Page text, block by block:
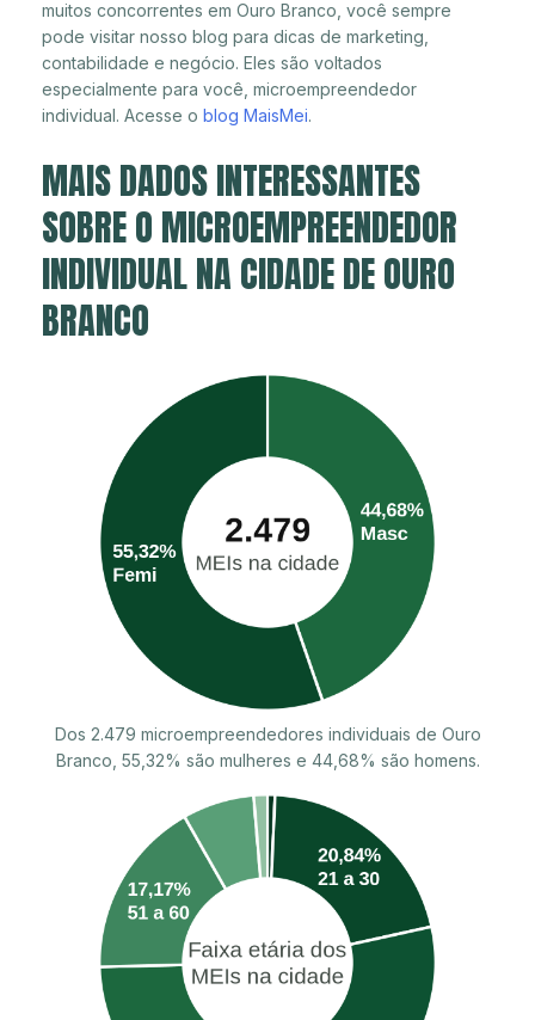
muitos concorrentes em Ouro Branco, você sempre
pode visitar nosso blog para dicas de marketing,
contabilidade e negócio. Eles são voltados
especialmente para você, microempreendedor
individual. Acesse o blog MaisMei.
MAIS DADOS INTERESSANTES
SOBRE O MICROEMPREENDEDOR
INDIVIDUAL NA CIDADE DE OURO
BRANCO
Dos 2.479 microempreendedores individuais de Ouro
Branco, 55,32% são mulheres e 44,68% são homens.